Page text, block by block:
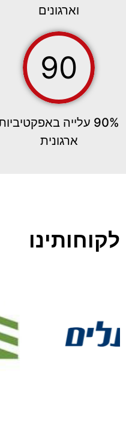
וארגונים
90
90% עלייה באפקטיביות
ארגונית
לקוחותינו